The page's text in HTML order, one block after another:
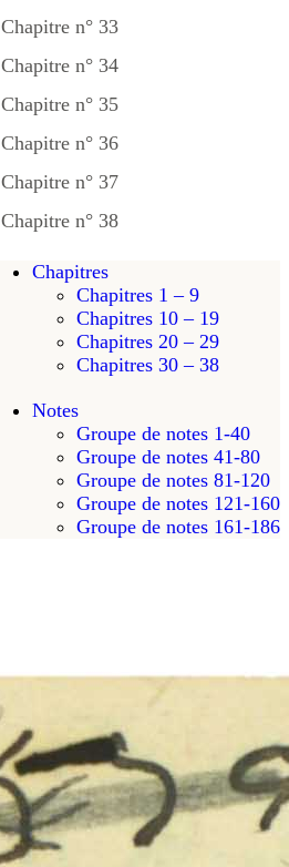
Chapitre n° 33
Chapitre n° 34
Chapitre n° 35
Chapitre n° 36
Chapitre n° 37
Chapitre n° 38
Chapitres
Chapitres 1 – 9
Chapitres 10 – 19
Chapitres 20 – 29
Chapitres 30 – 38
Notes
Groupe de notes 1-40
Groupe de notes 41-80
Groupe de notes 81-120
Groupe de notes 121-160
Groupe de notes 161-186